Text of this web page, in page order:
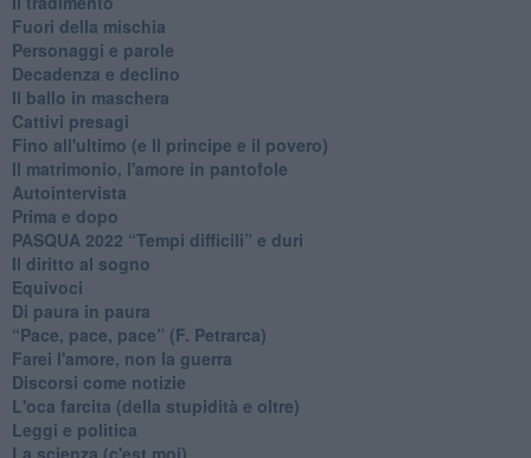
Fuori della mischia
Personaggi e parole
Decadenza e declino
Il ballo in maschera
Cattivi presagi
Fino all'ultimo (e Il principe e il povero)
Il matrimonio, l'amore in pantofole
Autointervista
Prima e dopo
​PASQUA 2022 “Tempi difficili” e duri
Il diritto al sogno
Equivoci
Di paura in paura
​“Pace, pace, pace” (F. Petrarca)
Farei l'amore, non la guerra
Discorsi come notizie
L'oca farcita (della stupidità e oltre)
Leggi e politica
La scienza (c'est moi)